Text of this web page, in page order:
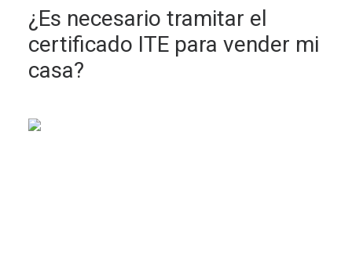
¿Es necesario tramitar el
certificado ITE para vender mi
casa?